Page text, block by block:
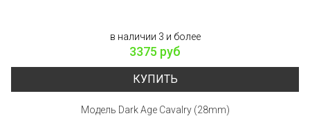
в наличии 3 и более
3375 руб
КУПИТЬ
Модель Dark Age Cavalry (28mm)